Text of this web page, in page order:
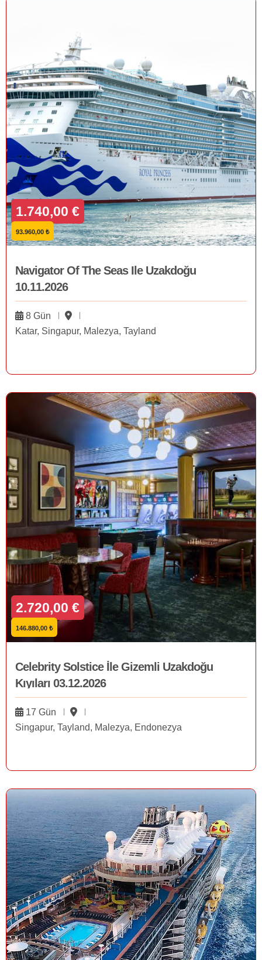
1.740,00 €
93.960,00 ₺
Navigator Of The Seas Ile Uzakdoğu
10.11.2026
8 Gün
Katar, Singapur, Malezya, Tayland
2.720,00 €
146.880,00 ₺
Celebrity Solstice İle Gizemli Uzakdoğu
Kıyıları 03.12.2026
17 Gün
Singapur, Tayland, Malezya, Endonezya